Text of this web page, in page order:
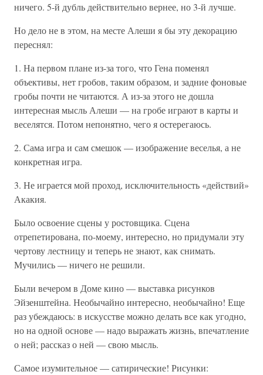
ничего. 5-й дубль действительно вернее, но 3-й лучше.
Но дело не в этом, на месте Алеши я бы эту декорацию
переснял:
1. На первом плане из-за того, что Гена поменял
объективы, нет гробов, таким образом, и задние фоновые
гробы почти не читаются. А из-за этого не дошла
интересная мысль Алеши — на гробе играют в карты и
веселятся. Потом непонятно, чего я остерегаюсь.
2. Сама игра и сам смешок — изображение веселья, а не
конкретная игра.
3. Не играется мой проход, исключительность «действий»
Акакия.
Было освоение сцены у ростовщика. Сцена
отрепетирована, по-моему, интересно, но придумали эту
чертову лестницу и теперь не знают, как снимать.
Мучились — ничего не решили.
Были вечером в Доме кино — выставка рисунков
Эйзенштейна. Необычайно интересно, необычайно! Еще
раз убеждаюсь: в искусстве можно делать все как угодно,
но на одной основе — надо выражать жизнь, впечатление
о ней; рассказ о ней — свою мысль.
Самое изумительное — сатирические! Рисунки: